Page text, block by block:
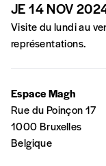
cours ou
Vous
revue en
compte
2190
la
JE 14 NOV
Visite du lundi au
représentations.
Espace Magh
Rue du Poinçon 17
1000 Bruxelles
Belgique